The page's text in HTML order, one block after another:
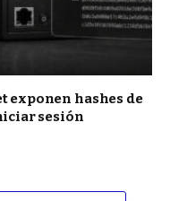
exponen hashes de
sesión